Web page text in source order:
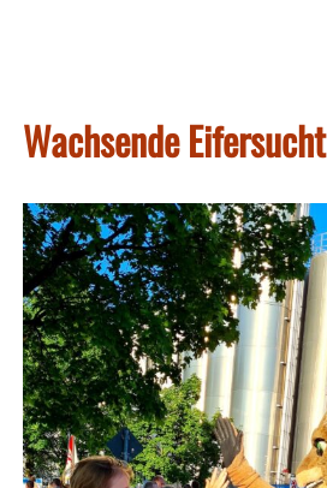
Wachsende Eifersucht